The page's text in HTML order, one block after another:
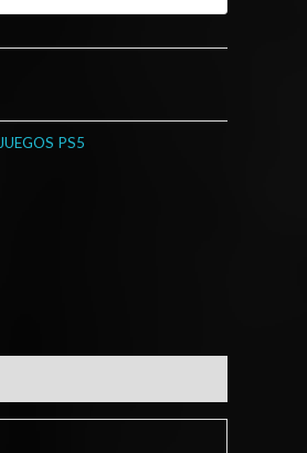
JUEGOS PS5